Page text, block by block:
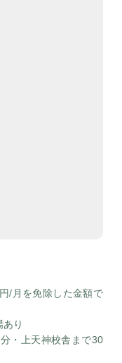
/月を免除した金額で
り
・上天神校舎まで30